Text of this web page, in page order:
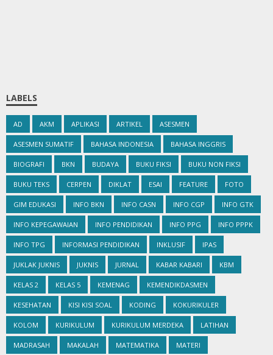
LABELS
AD AKM APLIKASI ARTIKEL ASESMEN
ASESMEN SUMATIF BAHASA INDONESIA BAHASA INGGRIS
BIOGRAFI BKN BUDAYA BUKU FIKSI BUKU NON FIKSI
BUKU TEKS CERPEN DIKLAT ESAI FEATURE FOTO
GIM EDUKASI INFO BKN INFO CASN INFO CGP INFO GTK
INFO KEPEGAWAIAN INFO PENDIDIKAN INFO PPG INFO PPPK
INFO TPG INFORMASI PENDIDIKAN INKLUSIF IPAS
JUKLAK JUKNIS JUKNIS JURNAL KABAR KABARI KBM
KELAS 2 KELAS 5 KEMENAG KEMENDIKDASMEN
KESEHATAN KISI KISI SOAL KODING KOKURIKULER
KOLOM KURIKULUM KURIKULUM MERDEKA LATIHAN
MADRASAH MAKALAH MATEMATIKA MATERI